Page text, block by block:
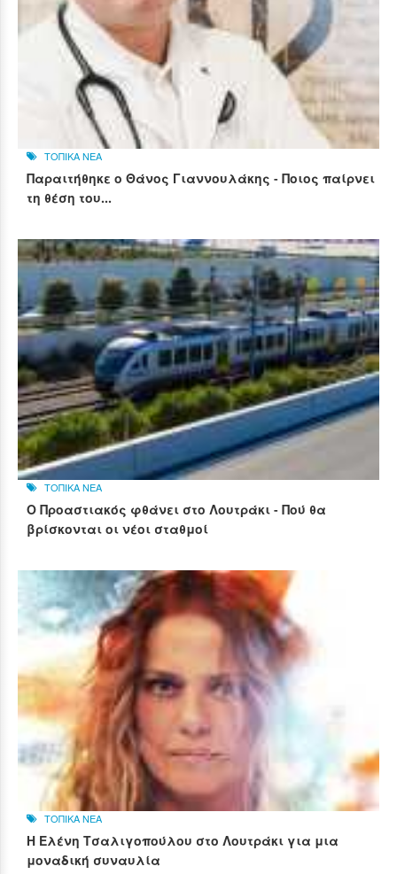
ΤΟΠΙΚΑ ΝΕΑ
Παραιτήθηκε ο Θάνος Γιαννουλάκης - Ποιος παίρνει
τη θέση του...
ΤΟΠΙΚΑ ΝΕΑ
Ο Προαστιακός φθάνει στο Λουτράκι - Πού θα
βρίσκονται οι νέοι σταθμοί
ΤΟΠΙΚΑ ΝΕΑ
Η Ελένη Τσαλιγοπούλου στο Λουτράκι για μια
μοναδική συναυλία